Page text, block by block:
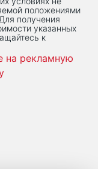
положениями
получения
указанных
к
на рекламную